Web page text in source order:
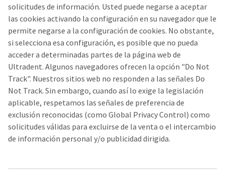
solicitudes de información. Usted puede negarse a aceptar
las cookies activando la configuración en su navegador que le
permite negarse a la configuración de cookies. No obstante,
si selecciona esa configuración, es posible que no pueda
acceder a determinadas partes de la página web de
Ultradent. Algunos navegadores ofrecen la opción "Do Not
Track". Nuestros sitios web no responden a las señales Do
Not Track. Sin embargo, cuando así lo exige la legislación
aplicable, respetamos las señales de preferencia de
exclusión reconocidas (como Global Privacy Control) como
solicitudes válidas para excluirse de la venta o el intercambio
de información personal y/o publicidad dirigida.